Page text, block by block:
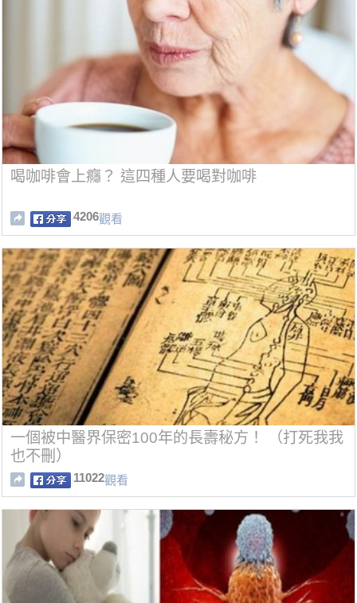
喝咖啡會上癮？ 這四種人要喝對咖啡
4206觀看
一個被中醫界保密100年的長壽秘方！ （打死我我
也不刪）
11022觀看